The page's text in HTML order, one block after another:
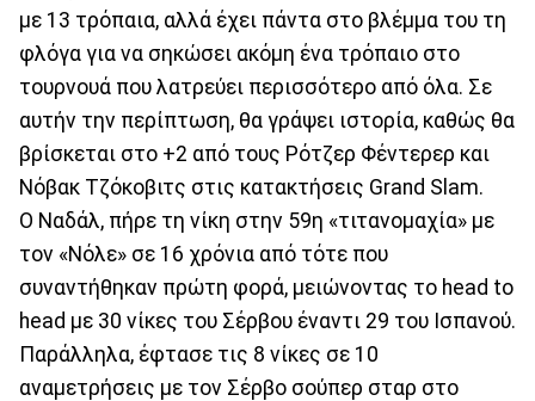
με 13 τρόπαια, αλλά έχει πάντα στο βλέμμα του τη
φλόγα για να σηκώσει ακόμη ένα τρόπαιο στο
τουρνουά που λατρεύει περισσότερο από όλα. Σε
αυτήν την περίπτωση, θα γράψει ιστορία, καθώς θα
βρίσκεται στο +2 από τους Ρότζερ Φέντερερ και
Νόβακ Τζόκοβιτς στις κατακτήσεις Grand Slam.
Ο Ναδάλ, πήρε τη νίκη στην 59η «τιτανομαχία» με
τον «Νόλε» σε 16 χρόνια από τότε που
συναντήθηκαν πρώτη φορά, μειώνοντας το head to
head με 30 νίκες του Σέρβου έναντι 29 του Ισπανού.
Παράλληλα, έφτασε τις 8 νίκες σε 10
αναμετρήσεις με τον Σέρβο σούπερ σταρ στο